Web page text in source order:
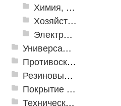
Химия, крепеж, СИЗ
Хозяйственные принадлежности
Электрика и свет
Универсальные модульные покрытия
Противоскользящая защита для лестниц, профили, ленты
Резиновые и ПВХ дорожки
Покрытие из резиновой крошки
Техническая резина